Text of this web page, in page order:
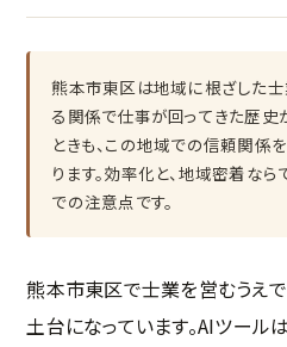
熊本市東区は地域に根ざした士
る関係で仕事が回ってきた歴史
ときも、この地域での信頼関係
ります。効率化と、地域密着な
での注意点です。
熊本市東区で士業を営むうえ
土台になっています。AIツール